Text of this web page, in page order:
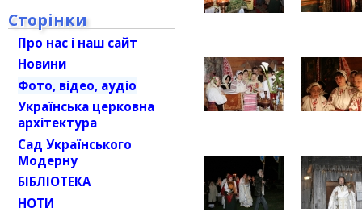
Сторінки
Про нас і наш сайт
Новини
Фото, відео, аудіо
Українська церковна
архітектура
Сад Українського
Модерну
БІБЛІОТЕКА
НОТИ